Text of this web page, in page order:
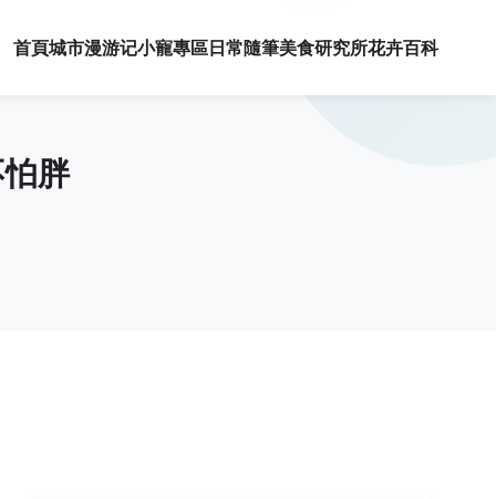
首頁城市漫游记小寵專區日常隨筆美食研究所花卉百科
胖